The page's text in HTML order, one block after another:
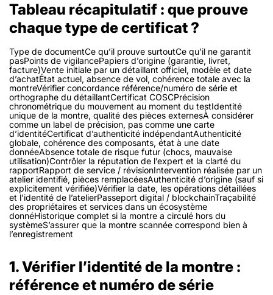
Tableau récapitulatif : que prouve
chaque type de certificat ?
Type de documentCe qu’il prouve surtoutCe qu’il ne garantit
pasPoints de vigilancePapiers d’origine (garantie, livret,
facture)Vente initiale par un détaillant officiel, modèle et date
d’achatÉtat actuel, absence de vol, cohérence totale avec la
montreVérifier concordance référence/numéro de série et
orthographe du détaillantCertificat COSCPrécision
chronométrique du mouvement au moment du testIdentité
unique de la montre, qualité des pièces externesÀ considérer
comme un label de précision, pas comme une carte
d’identitéCertificat d’authenticité indépendantAuthenticité
globale, cohérence des composants, état à une date
donnéeAbsence totale de risque futur (chocs, mauvaise
utilisation)Contrôler la réputation de l’expert et la clarté du
rapportRapport de service / révisionIntervention réalisée par un
atelier identifié, pièces remplacéesAuthenticité d’origine (sauf si
explicitement vérifiée)Vérifier la date, les opérations détaillées
et l’identité de l’atelierPasseport digital / blockchainTraçabilité
des propriétaires et services dans un écosystème
donnéHistorique complet si la montre a circulé hors du
systèmeS’assurer que la montre scannée correspond bien à
l’enregistrement
1. Vérifier l’identité de la montre :
référence et numéro de série